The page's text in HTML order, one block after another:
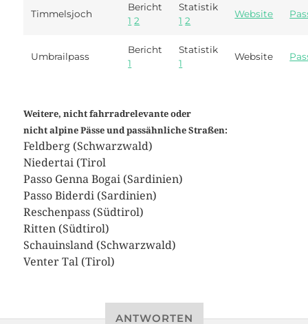
Timmelsjoch
Bericht
1 2
Statistik
1 2
Website
Umbrailpass
Bericht
1
Statistik
1
Website
Weitere, nicht fahrradrelevante oder
nicht alpine Pässe und passähnliche Straßen:
Feldberg (Schwarzwald)
Niedertai (Tirol
Passo Genna Bogai (Sardinien)
Passo Biderdi (Sardinien)
Reschenpass (Südtirol)
Ritten (Südtirol)
Schauinsland (Schwarzwald)
Venter Tal (Tirol)
ANTWORTEN